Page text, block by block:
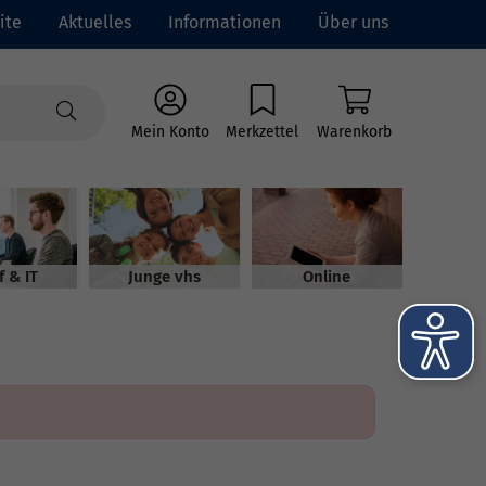
Aktuelles Informationen Über uns
Mein Konto Merkzettel Warenkorb
& IT Junge vhs Online